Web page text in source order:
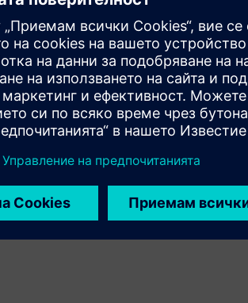
от машини и контролери с CNC.
и контролер на машината.
срещу движението и кинематиката
употреба в NX версии и разширения на